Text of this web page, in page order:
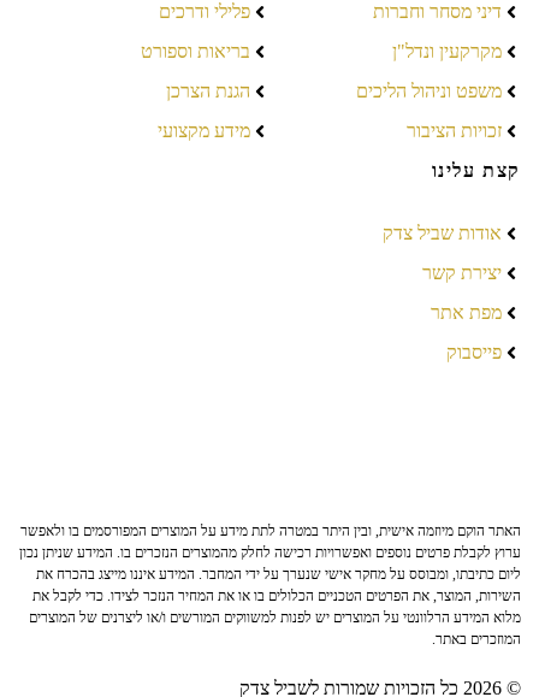
דיני מסחר וחברות
מקרקעין ונדל"ן
משפט וניהול הליכים
זכויות הציבור
פלילי ודרכים
בריאות וספורט
הגנת הצרכן
מידע מקצועי
קצת עלינו
אודות שביל צדק
יצירת קשר
מפת אתר
פייסבוק
האתר הוקם מיוזמה אישית, ובין היתר במטרה לתת מידע על המוצרים המפורסמים בו ולאפשר
ערוץ לקבלת פרטים נוספים ואפשרויות רכישה לחלק מהמוצרים הנזכרים בו. המידע שניתן נכון
ליום כתיבתו, ומבוסס על מחקר אישי שנערך על ידי המחבר. המידע איננו מייצג בהכרח את
השירות, המוצר, את הפרטים הטכניים הכלולים בו או את המחיר הנזכר לצידו. כדי לקבל את
מלוא המידע הרלוונטי על המוצרים יש לפנות למשווקים המורשים ו/או ליצרנים של המוצרים
המוזכרים באתר.
© 2026 כל הזכויות שמורות לשביל צדק